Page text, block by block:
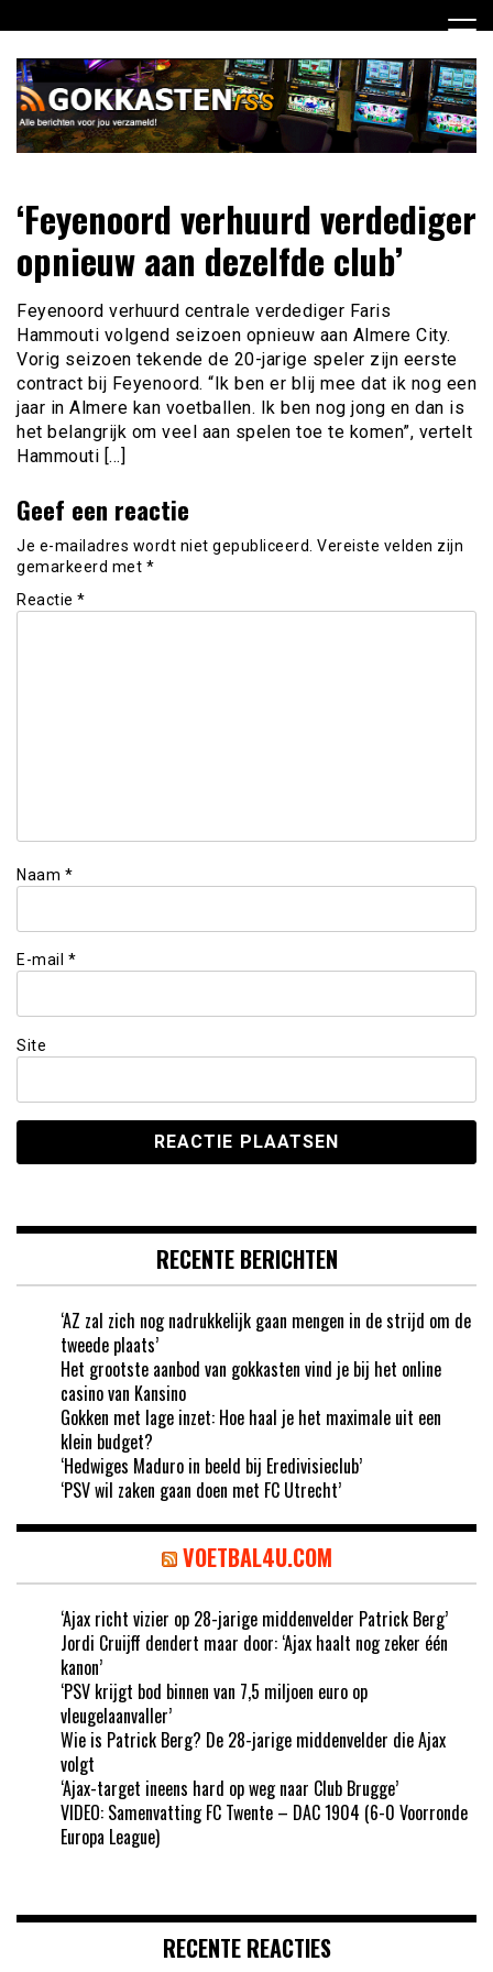
naar
inhoud
Gokkasten RSS
voor jou verzameld
‘Feyenoord verhuurd verdediger
opnieuw aan dezelfde club’
Feyenoord verhuurd centrale verdediger Faris
Hammouti volgend seizoen opnieuw aan Almere City.
Vorig seizoen tekende de 20-jarige speler zijn eerste
contract bij Feyenoord. “Ik ben er blij mee dat ik nog een
jaar in Almere kan voetballen. Ik ben nog jong en dan is
het belangrijk om veel aan spelen toe te komen”, vertelt
Hammouti […]
Geef een reactie
Je e-mailadres wordt niet gepubliceerd. Vereiste velden zijn
gemarkeerd met *
Reactie *
Naam *
E-mail *
Site
RECENTE BERICHTEN
‘AZ zal zich nog nadrukkelijk gaan mengen in de strijd om de
tweede plaats’
Het grootste aanbod van gokkasten vind je bij het online
casino van Kansino
Gokken met lage inzet: Hoe haal je het maximale uit een
klein budget?
‘Hedwiges Maduro in beeld bij Eredivisieclub’
‘PSV wil zaken gaan doen met FC Utrecht’
VOETBAL4U.COM
‘Ajax richt vizier op 28-jarige middenvelder Patrick Berg’
Jordi Cruijff dendert maar door: ‘Ajax haalt nog zeker één
kanon’
‘PSV krijgt bod binnen van 7,5 miljoen euro op
vleugelaanvaller’
Wie is Patrick Berg? De 28-jarige middenvelder die Ajax
volgt
‘Ajax-target ineens hard op weg naar Club Brugge’
VIDEO: Samenvatting FC Twente – DAC 1904 (6-0 Voorronde
Europa League)
RECENTE REACTIES